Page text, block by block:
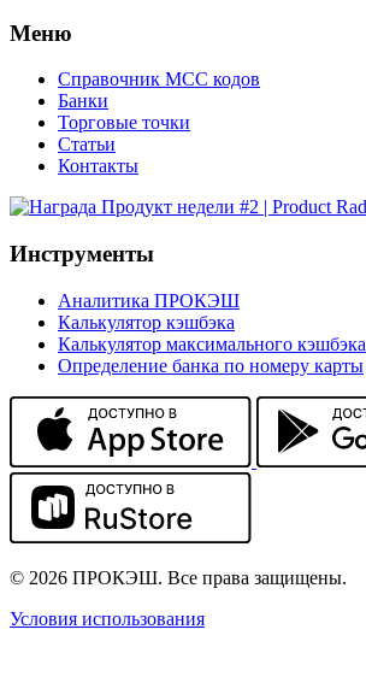
Меню
Справочник MCC кодов
Банки
Торговые точки
Статьи
Контакты
Инструменты
Аналитика ПРОКЭШ
Калькулятор кэшбэка
Калькулятор максимального кэшбэка
Определение банка по номеру карты
© 2026 ПРОКЭШ. Все права защищены.
Условия использования